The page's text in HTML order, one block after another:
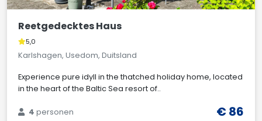
Reetgedecktes Haus
5,0
Karlshagen, Usedom, Duitsland
Experience pure idyll in the thatched holiday home, located
in the heart of the Baltic Sea resort of..
4personen
€ 86